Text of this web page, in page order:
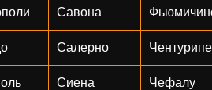
Савона
Салерно Чентурипе
Сиена Чефалу